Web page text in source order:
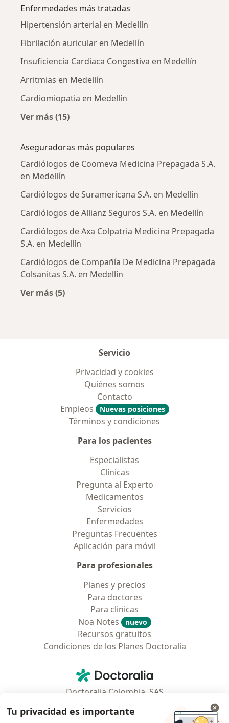
Enfermedades más tratadas
Hipertensión arterial en Medellín
Fibrilación auricular en Medellín
Insuficiencia Cardiaca Congestiva en Medellín
Arritmias en Medellín
Cardiomiopatia en Medellín
Ver más (15)
Aseguradoras más populares
Cardiólogos de Coomeva Medicina Prepagada S.A.
en Medellín
Cardiólogos de Suramericana S.A. en Medellín
Cardiólogos de Allianz Seguros S.A. en Medellín
Cardiólogos de Axa Colpatria Medicina Prepagada
S.A. en Medellín
Cardiólogos de Compañía De Medicina Prepagada
Colsanitas S.A. en Medellín
Ver más (5)
Servicio
Privacidad y cookies
Quiénes somos
Contacto
Empleos
Nuevas posiciones
Términos y condiciones
Para los pacientes
Especialistas
Clínicas
Pregunta al Experto
Medicamentos
Servicios
Enfermedades
Preguntas Frecuentes
Aplicación para móvil
Para profesionales
Planes y precios
Para doctores
Para clinicas
Noa Notes
nuevo
Recursos gratuitos
Condiciones de los Planes Doctoralia
Doctoralia - Página de inicio
Doctoralia Colombia, SAS
Municipio: Bogotá D.C., Colombia
Tu privacidad es importante